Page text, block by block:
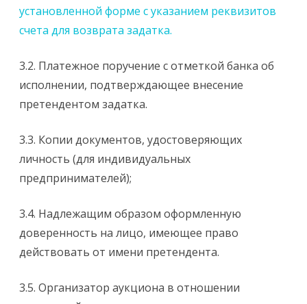
установленной форме с указанием реквизитов
счета для возврата задатка.
3.2. Платежное поручение с отметкой банка об
исполнении, подтверждающее внесение
претендентом задатка.
3.3. Копии документов, удостоверяющих
личность (для индивидуальных
предпринимателей);
3.4. Надлежащим образом оформленную
доверенность на лицо, имеющее право
действовать от имени претендента.
3.5. Организатор аукциона в отношении